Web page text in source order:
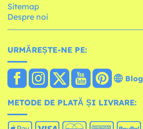
Sitemap
Despre noi
URMĂREȘTE-NE PE:
Blog
METODE DE PLATĂ ȘI LIVRARE: